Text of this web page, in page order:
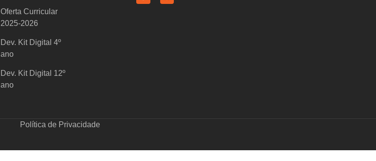
Oferta Curricular
2025-2026
Dev. Kit Digital 4º
ano
Dev. Kit Digital 12º
ano
Política de Privacidade